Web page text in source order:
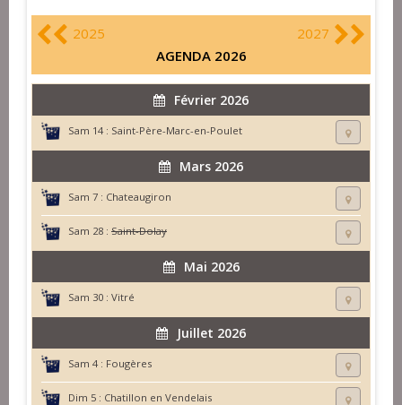
2025
2027
AGENDA 2026
Février 2026
Sam 14 : Saint-Père-Marc-en-Poulet
Mars 2026
Sam 7 : Chateaugiron
Sam 28 : Saint-Dolay
Mai 2026
Sam 30 : Vitré
Juillet 2026
Sam 4 : Fougères
Dim 5 : Chatillon en Vendelais